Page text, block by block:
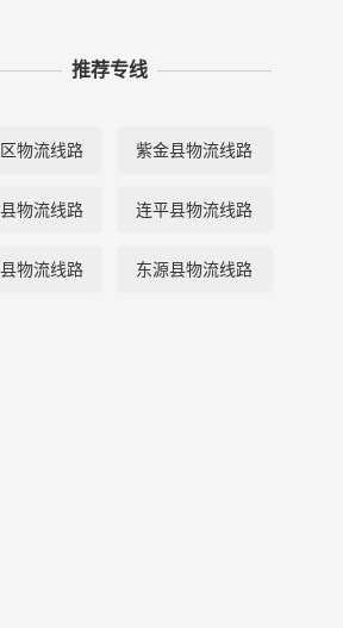
推荐专线
物流线路 紫金县物流线路
物流线路 连平县物流线路
物流线路 东源县物流线路